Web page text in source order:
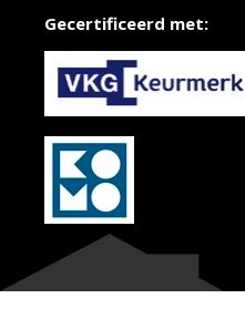
Gecertificeerd met: